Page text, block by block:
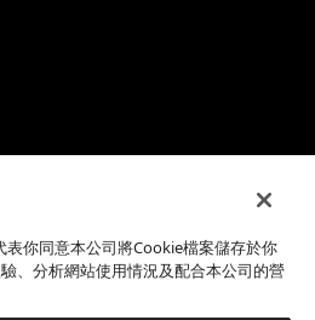
你同意本公司將Cookie檔案儲存於你
、分析網站使用情況及配合本公司的營